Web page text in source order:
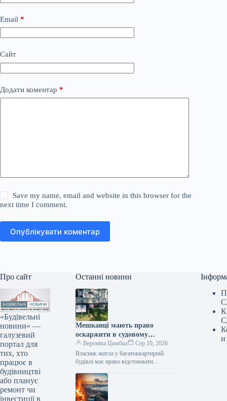
Email *
Сайт
Додати коментар *
Save my name, email and website in this browser for the
next time I comment.
Опублікувати коментар
Про сайт
«Будівельні
новини» —
галузевий
портал для
тих, хто
працює в
будівництві
або планує
ремонт чи
інвестиції в
Останні новини
Мешканці мають право
оскаржити в судовому
порядку забудову біля будинку
— Верховний Суд
Вероніка Цимбал
Сер 10, 2026
Власник житла у багатоквартирній
будівлі має право відстоювати
на землю офіційно не оформлене на
нього…
и